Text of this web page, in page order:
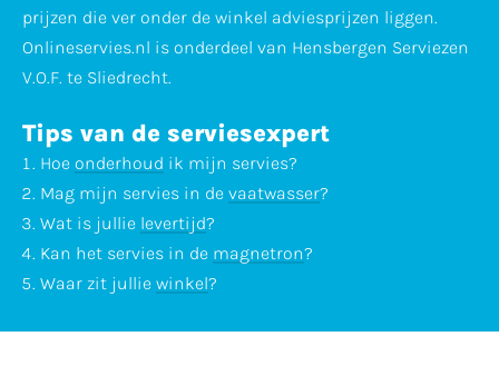
prijzen die ver onder de winkel adviesprijzen liggen.
Onlineservies.nl is onderdeel van Hensbergen Serviezen
V.O.F. te Sliedrecht.
Tips van de serviesexpert
Hoe onderhoud ik mijn servies?
Mag mijn servies in de vaatwasser?
Wat is jullie levertijd?
Kan het servies in de magnetron?
Waar zit jullie winkel?